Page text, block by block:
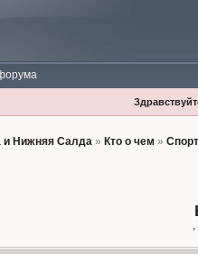
и Нижняя Салда» Кто о чем »